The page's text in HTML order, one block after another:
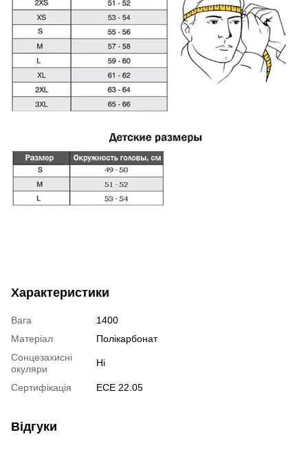
Характеристики
Вага
1400
Матеріал
Полікарбонат
Сонцезахисні
окуляри
Ні
Сертифікація ECE 22.05
Відгуки